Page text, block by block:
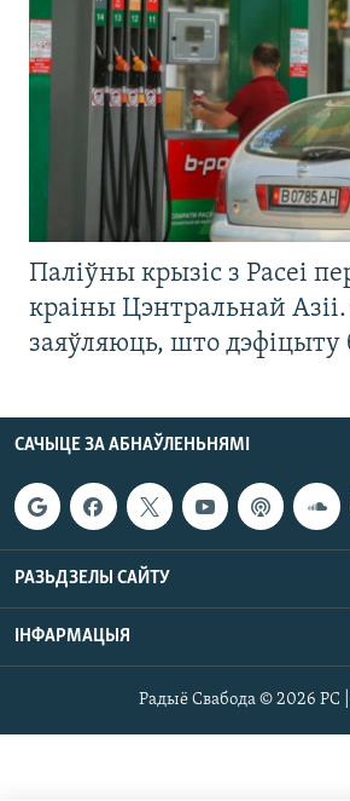
Паліўны крызіс з Расеі
краіны Цэнтральнай Азіі.
заяўляюць, што дэфіцыту
САЧЫЦЕ ЗА АБНАЎЛЕНЬНЯМІ
РАЗЬДЗЕЛЫ САЙТУ
ІНФАРМАЦЫЯ
Радыё Свабода © 2026 РС